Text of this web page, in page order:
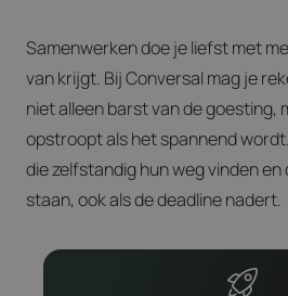
Samenwerken doe je liefst met
van krijgt. Bij Conversal mag je
niet alleen barst van de goesting,
opstroopt als het spannend
die zelfstandig hun weg vinden
staan, ook als de deadline nadert.